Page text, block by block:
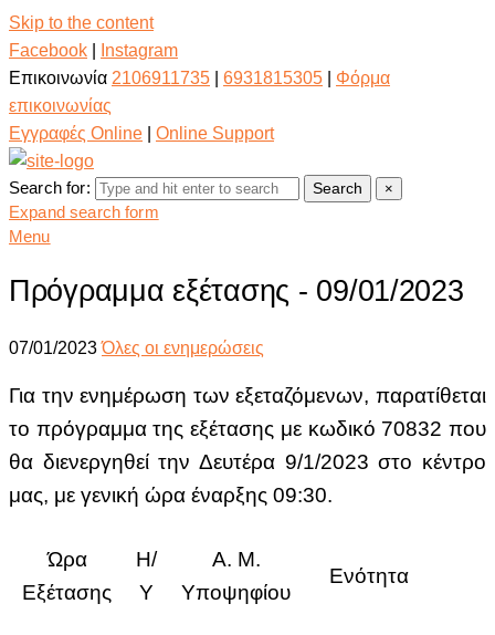
Skip to the content
Facebook
Instagram
Επικοινωνία 2106911735 6931815305
Φόρμα
επικοινωνίας
Εγγραφές Online
Online Support
Search for: Search ×
Expand search form
Menu
Πρόγραμμα εξέτασης - 09/01/2023
07/01/2023 Όλες οι ενημερώσεις
Για την ενημέρωση των εξεταζόμενων, παρατίθεται
το πρόγραμμα της εξέτασης με κωδικό 70832 που
θα διενεργηθεί την Δευτέρα 9/1/2023 στο κέντρο
μας, με γενική ώρα έναρξης 09:30.
Ώρα
Εξέτασης
Η/
Υ
Α. Μ.
Υποψηφίου
Ενότητα